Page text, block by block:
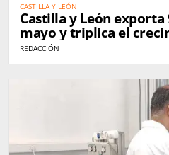
CASTILLA Y LEÓN
Castilla y León
mayo y triplica el
REDACCIÓN